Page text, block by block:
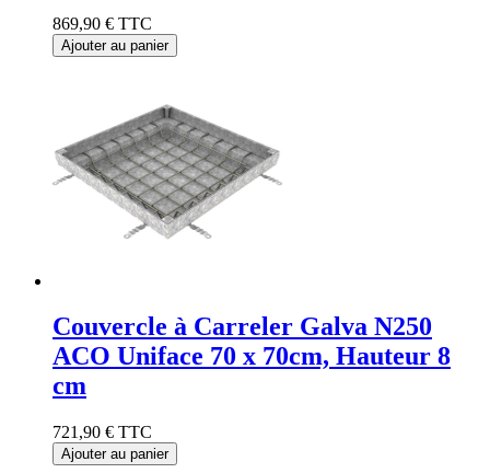
869,90 € TTC
Ajouter au panier
Couvercle à Carreler Galva N250
ACO Uniface 70 x 70cm, Hauteur 8
cm
721,90 € TTC
Ajouter au panier